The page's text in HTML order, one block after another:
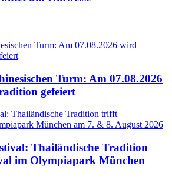
Turm: Am 07.08.2026
gefeiert
Thailändische Tradition
im Olympiapark München